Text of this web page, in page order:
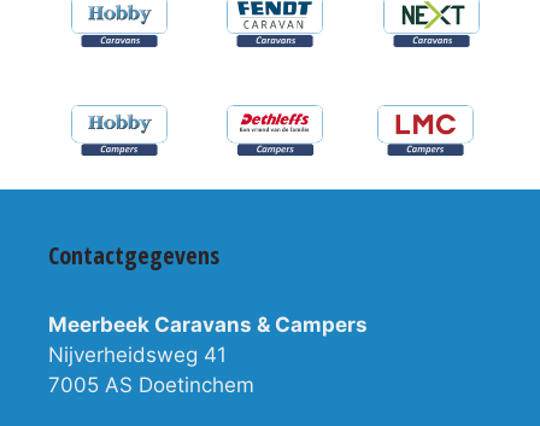
Contactgegevens
Meerbeek Caravans & Campers
Nijverheidsweg 41
7005 AS Doetinchem